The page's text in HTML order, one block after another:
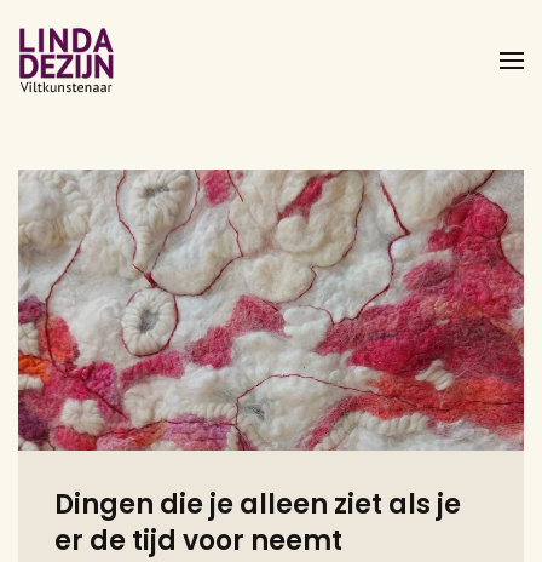
Overslaan
en
inhoud
gaan
Dingen die je alleen ziet als je
er de tijd voor neemt